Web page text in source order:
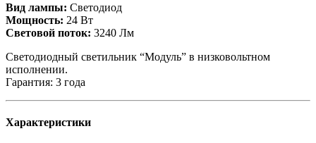
Вид лампы: Светодиод
Мощность: 24 Вт
Световой поток: 3240 Лм
Светодиодный светильник “Модуль” в низковольтном
исполнении.
Гарантия: 3 года
Характеристики